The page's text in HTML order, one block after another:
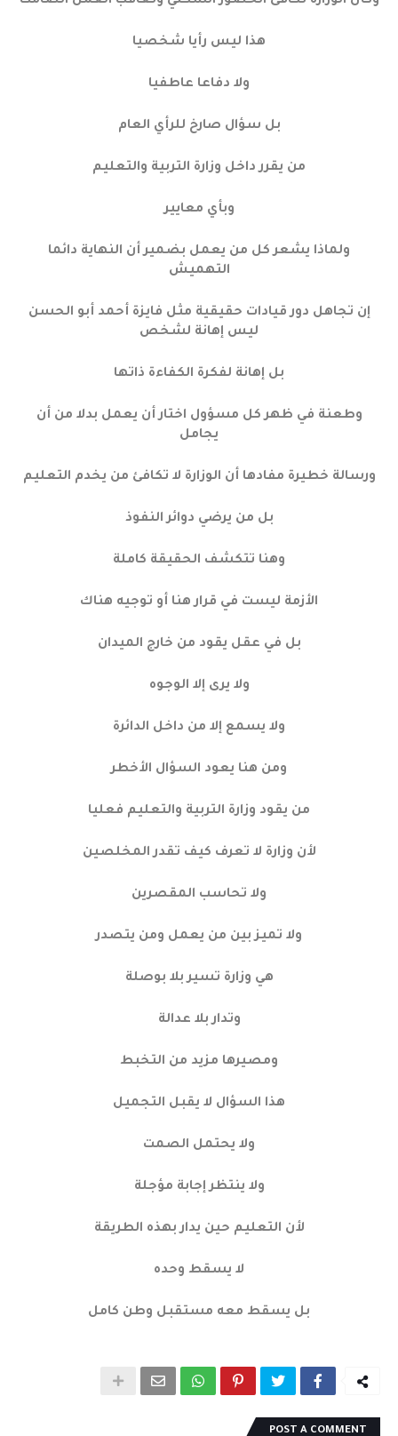
هذا ليس رأيا شخصيا
ولا دفاعا عاطفيا
بل سؤال صارخ للرأي العام
من يقرر داخل وزارة التربية والتعليم
وبأي معايير
ولماذا يشعر كل من يعمل بضمير أن النهاية دائما
التهميش
إن تجاهل دور قيادات حقيقية مثل فايزة أحمد أبو الحسن
ليس إهانة لشخص
بل إهانة لفكرة الكفاءة ذاتها
وطعنة في ظهر كل مسؤول اختار أن يعمل بدلا من أن
يجامل
ورسالة خطيرة مفادها أن الوزارة لا تكافئ من يخدم التعليم
بل من يرضي دوائر النفوذ
وهنا تتكشف الحقيقة كاملة
الأزمة ليست في قرار هنا أو توجيه هناك
بل في عقل يقود من خارج الميدان
ولا يرى إلا الوجوه
ولا يسمع إلا من داخل الدائرة
ومن هنا يعود السؤال الأخطر
من يقود وزارة التربية والتعليم فعليا
لأن وزارة لا تعرف كيف تقدر المخلصين
ولا تحاسب المقصرين
ولا تميز بين من يعمل ومن يتصدر
هي وزارة تسير بلا بوصلة
وتدار بلا عدالة
ومصيرها مزيد من التخبط
هذا السؤال لا يقبل التجميل
ولا يحتمل الصمت
ولا ينتظر إجابة مؤجلة
لأن التعليم حين يدار بهذه الطريقة
لا يسقط وحده
بل يسقط معه مستقبل وطن كامل
POST A COMMENT